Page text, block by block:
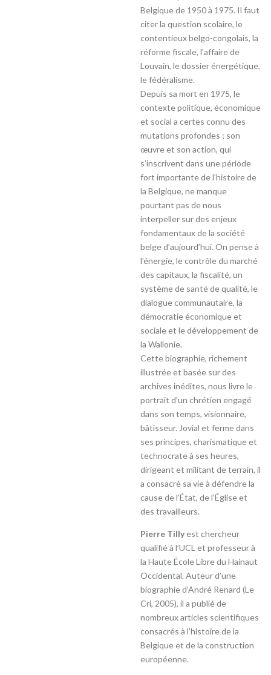
Belgique de 1950 à 1975. Il faut
citer la question scolaire, le
contentieux belgo-congolais, la
réforme fiscale, l’affaire de
Louvain, le dossier énergétique,
le fédéralisme.
Depuis sa mort en 1975, le
contexte politique, économique
et social a certes connu des
mutations profondes ; son
œuvre et son action, qui
s’inscrivent dans une période
fort importante de l’histoire de
la Belgique, ne manque
pourtant pas de nous
interpeller sur des enjeux
fondamentaux de la société
belge d’aujourd’hui. On pense à
l’énergie, le contrôle du marché
des capitaux, la fiscalité, un
système de santé de qualité, le
dialogue communautaire, la
démocratie économique et
sociale et le développement de
la Wallonie.
Cette biographie, richement
illustrée et basée sur des
archives inédites, nous livre le
portrait d’un chrétien engagé
dans son temps, visionnaire,
bâtisseur. Jovial et ferme dans
ses principes, charismatique et
technocrate à ses heures,
dirigeant et militant de terrain, il
a consacré sa vie à défendre la
cause de l’État, de l’Église et
des travailleurs.
Pierre Tillyest chercheur
qualifié à l’UCL et professeur à
la Haute École Libre du Hainaut
Occidental. Auteur d’une
biographie d’André Renard (Le
Cri, 2005), il a publié de
nombreux articles scientifiques
consacrés à l’histoire de la
Belgique et de la construction
européenne.